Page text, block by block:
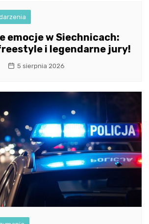
emocje w Siechnicach:
i legendarne jury!
5 sierpnia 2026